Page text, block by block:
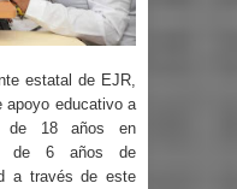
estatal de EJR,
apoyo educativo a
de 18 años en
de 6 años de
a través de este